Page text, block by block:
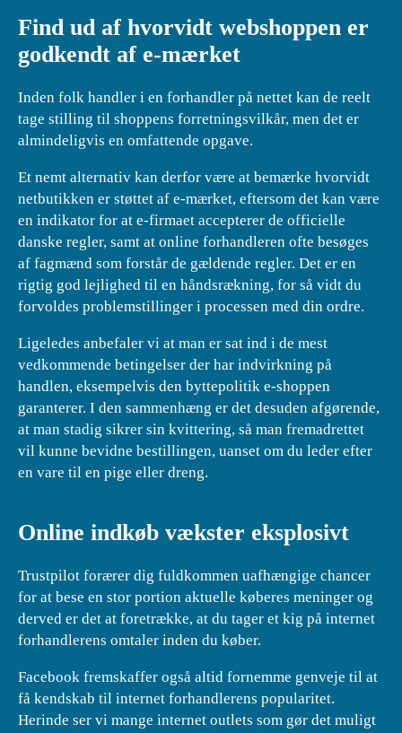
Find ud af hvorvidt webshoppen er
godkendt af e-mærket
Inden folk handler i en forhandler på nettet kan de reelt
tage stilling til shoppens forretningsvilkår, men det er
almindeligvis en omfattende opgave.
Et nemt alternativ kan derfor være at bemærke hvorvidt
netbutikken er støttet af e-mærket, eftersom det kan være
en indikator for at e-firmaet accepterer de officielle
danske regler, samt at online forhandleren ofte besøges
af fagmænd som forstår de gældende regler. Det er en
rigtig god lejlighed til en håndsrækning, for så vidt du
forvoldes problemstillinger i processen med din ordre.
Ligeledes anbefaler vi at man er sat ind i de mest
vedkommende betingelser der har indvirkning på
handlen, eksempelvis den byttepolitik e-shoppen
garanterer. I den sammenhæng er det desuden afgørende,
at man stadig sikrer sin kvittering, så man fremadrettet
vil kunne bevidne bestillingen, uanset om du leder efter
en vare til en pige eller dreng.
Online indkøb vækster eksplosivt
Trustpilot forærer dig fuldkommen uafhængige chancer
for at bese en stor portion aktuelle køberes meninger og
derved er det at foretrække, at du tager et kig på internet
forhandlerens omtaler inden du køber.
Facebook fremskaffer også altid fornemme genveje til at
få kendskab til internet forhandlerens popularitet.
Herinde ser vi mange internet outlets som gør det muligt